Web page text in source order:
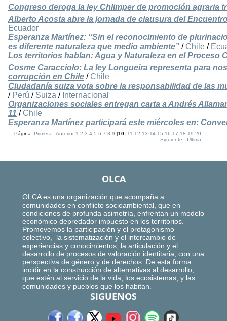
Congreso deroga la ley Chlimper de promoción agraria
Alberto Acosta abre la jornada de clausura del
Ecuador
Esperanza Martínez: “Sin el reconocimiento de
es diferente naturaleza que medio ambiente” / Chile /
Los territorios hablan: Agua y Naturaleza en el Proceso
Cosme Caracciolo: La ley Longueira representa para
corrupción en Chile / Chile
Ciudadanía suiza vota sobre la responsabilidad de las
/ Perú / Suiza / Internacional
Organizaciones sociales entregan carta a Andrés
11 / Chile
Esperanza Martínez participará este miércoles en:
Página:Primera -Anterior 1 2 3 4 5 6 7 8 9 [10]11 12 13 14 15 16 17 18 19 20
Siguiente -Ultima
OLCA
OLCA es una organización que acompaña a
comunidades en conflicto socioambiental, que en
condiciones de profunda asimetría, enfrentan un modelo
económico depredador impuesto en los territorios.
Promovemos la participación y el protagonismo
colectivo, la sistematización y el intercambio de
experiencias y conocimientos, la articulación y el
desarrollo de procesos de valoración identitaria, con una
perspectiva de género y de derechos. De esta forma
incidir en la construcción de alternativas al desarrollo,
que estén al servicio de la vida, los ecosistemas, y las
comunidades y pueblos que los habitan.
SIGUENOS